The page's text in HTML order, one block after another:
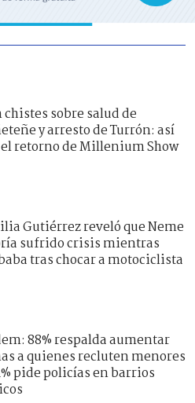
chistes sobre salud de
y arresto de Turrón: así
retorno de Millenium Show
Gutiérrez reveló que Neme
sufrido crisis mientras
tras chocar a motociclista
88% respalda aumentar
a quienes recluten menores
pide policías en barrios